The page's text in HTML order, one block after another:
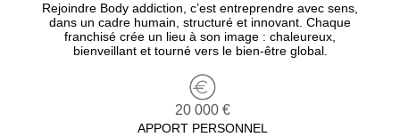
Rejoindre Body addiction, c’est entreprendre avec sens,
dans un cadre humain, structuré et innovant. Chaque
franchisé crée un lieu à son image : chaleureux,
bienveillant et tourné vers le bien-être global.
20 000 €
APPORT PERSONNEL